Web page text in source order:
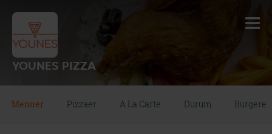
YOUNES PIZZA
Menuer Pizzaer A La Carte Durum Burgere